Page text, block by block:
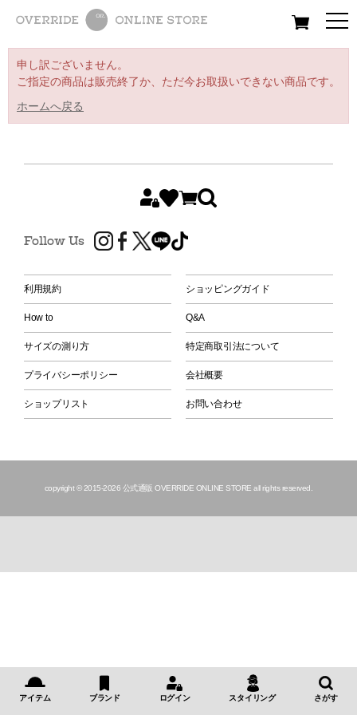
All Women Men
申し訳ございません。
ご指定の商品は販売終了か、ただ今お取扱いできない商品です。
ホームへ戻る
Follow Us
利用規約 ショッピングガイド
How to Q&A
サイズの測り方 特定商取引法について
プライバシーポリシー 会社概要
ショップリスト お問い合わせ
copyright © 2015-2026 公式通販 OVERRIDE ONLINE STORE all rights reserved.
アイテム ブランド ログイン スタイリング さがす